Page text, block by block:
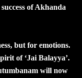
of Akhanda
but for emotions.
of ‘Jai Balayya’.
will now